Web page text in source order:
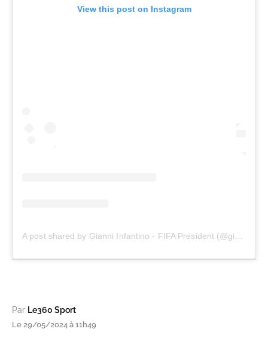
View this post on Instagram
A post shared by Gianni Infantino - FIFA President (@gianni_infantino)
Par Le360 Sport
Le 29/05/2024 à 11h49